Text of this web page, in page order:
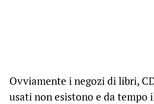
Ovviamente i negozi di libri,
usati non esistono e da tempo